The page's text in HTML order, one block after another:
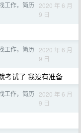
工作，简历 2020 年 6 月
9 日
工作，简历 2020 年 6 月
9 日
考试了 我没有准备
工作，简历 2020 年 6 月
9 日